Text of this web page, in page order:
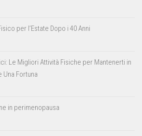
per l’Estate Dopo i 40 Anni
Le Migliori Attività Fisiche per Mantenerti in
Fortuna
in perimenopausa